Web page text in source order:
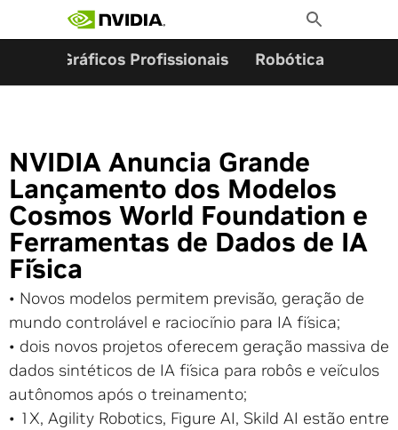
Toggle
Search
Gráficos Profissionais Robótica
NVIDIA Anuncia Grande
Lançamento dos Modelos
Cosmos World Foundation e
Ferramentas de Dados de IA
Física
• Novos modelos permitem previsão, geração de
mundo controlável e raciocínio para IA física;
• dois novos projetos oferecem geração massiva de
dados sintéticos de IA física para robôs e veículos
autônomos após o treinamento;
• 1X, Agility Robotics, Figure AI, Skild AI estão entre